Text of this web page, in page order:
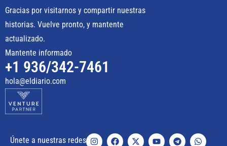
Gracias por visitarnos y compartir nuestras
historias. Vuelve pronto, y mantente
actualizado.
Mantente informado
+1 936/342-7461
hola@eldiario.com
Únete a nuestras redes